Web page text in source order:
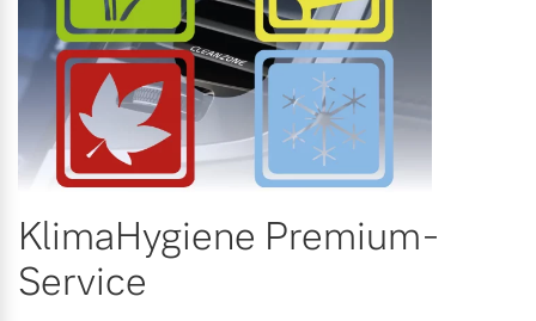
KlimaHygiene Premium-
Service